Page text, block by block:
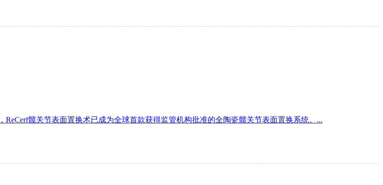
髋关节表面置换术已成为全球首款获得监管机构批准的全陶瓷髋关节表面置换系统。...